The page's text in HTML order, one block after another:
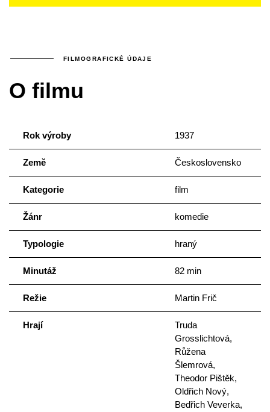
FILMOGRAFICKÉ ÚDAJE
O filmu
Rok výroby 1937
Země Československo
Kategorie film
Žánr komedie
Typologie hraný
Minutáž 82 min
Režie Martin Frič
Hrají
Truda
Grosslichtová,
Růžena
Šlemrová,
Theodor Pištěk,
Oldřich Nový,
Bedřich Veverka,